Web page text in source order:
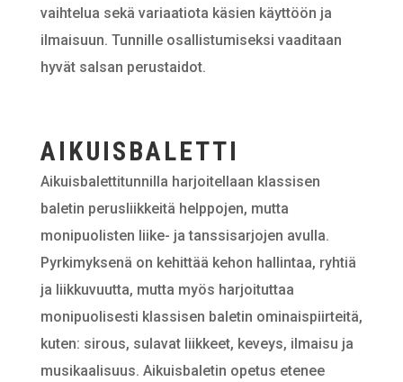
vaihtelua sekä variaatiota käsien käyttöön ja
ilmaisuun. Tunnille osallistumiseksi vaaditaan
hyvät salsan perustaidot.
AIKUISBALETTI
Aikuisbalettitunnilla harjoitellaan klassisen
baletin perusliikkeitä helppojen, mutta
monipuolisten liike- ja tanssisarjojen avulla.
Pyrkimyksenä on kehittää kehon hallintaa, ryhtiä
ja liikkuvuutta, mutta myös harjoituttaa
monipuolisesti klassisen baletin ominaispiirteitä,
kuten: sirous, sulavat liikkeet, keveys, ilmaisu ja
musikaalisuus. Aikuisbaletin opetus etenee